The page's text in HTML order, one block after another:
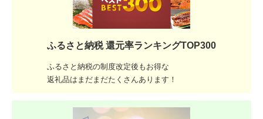
ふるさと納税 還元率ランキングTOP300
ふるさと納税の制度改定後もお得な
返礼品はまだまだたくさんあります！